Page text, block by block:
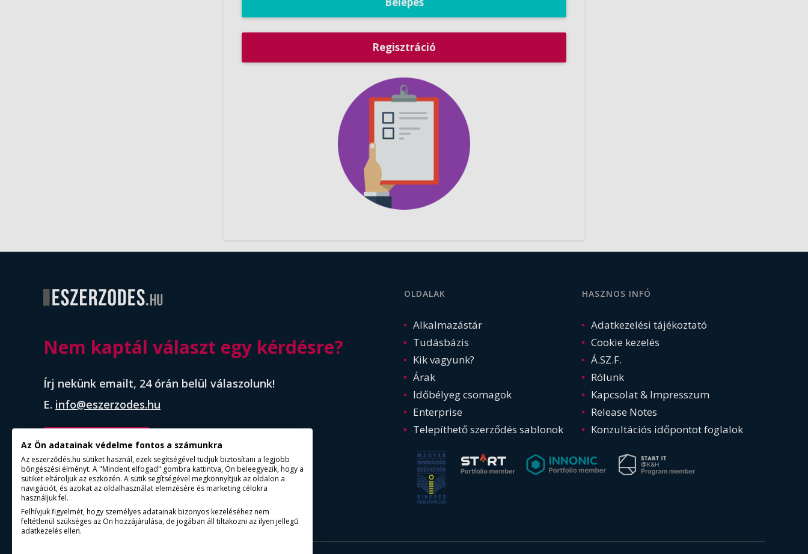
Regisztráció
Nem kaptál választ egy kérdésre?
Írj nekünk emailt, 24 órán belül válaszolunk!
E. info@eszerzodes.hu
időpontfoglalás
OLDALAK
Alkalmazástár
Tudásbázis
Kik vagyunk?
Árak
Időbélyeg csomagok
Enterprise
Telepíthető szerződés sablonok
HASZNOS INFÓ
Adatkezelési tájékoztató
Cookie kezelés
Á.SZ.F.
Rólunk
Kapcsolat & Impresszum
Release Notes
Konzultációs időpontot foglalok
Az Ön adatainak védelme fontos a számunkra
Az eszerződés.hu sütiket használ, ezek segítségével tudjuk biztosítani a legjobb
böngészési élményt. A "Mindent elfogad" gombra kattintva, Ön beleegyezik, hogy a
sütiket eltároljuk az eszközén. A sütik segítségével megkönnyítjük az oldalon a
navigációt, és azokat az oldalhasználat elemzésére és marketing célokra
használjuk fel.
Felhívjuk figyelmét, hogy személyes adatainak bizonyos kezeléséhez nem
feltétlenül szükséges az Ön hozzájárulása, de jogában áll tiltakozni az ilyen jellegű
adatkezelés ellen.